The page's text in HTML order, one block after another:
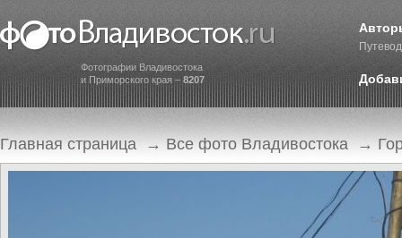
Фотографии Владивостока
и Приморского края – 8207
Главная страница → Все фото Владивостока →